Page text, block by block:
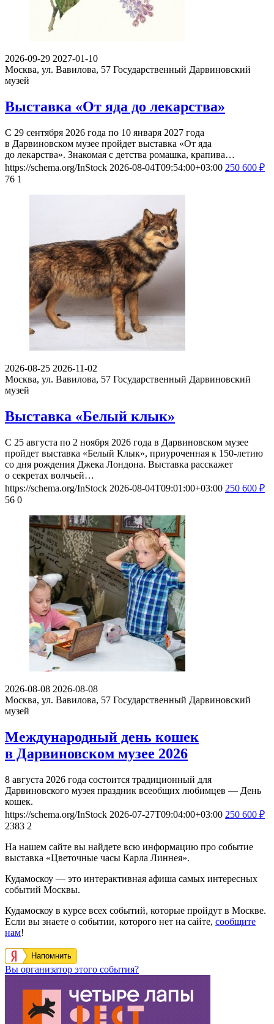
2026-09-29 2027-01-10
Москва, ул. Вавилова, 57 Государственный Дарвиновский
музей
Выставка «От яда до лекарства»
С 29 сентября 2026 года по 10 января 2027 года
в Дарвиновском музее пройдет выставка «От яда
до лекарства». Знакомая с детства ромашка, крапива…
https://schema.org/InStock 2026-08-04T09:54:00+03:00 250 600 ₽
76 1
2026-08-25 2026-11-02
Москва, ул. Вавилова, 57 Государственный Дарвиновский
музей
Выставка «Белый клык»
С 25 августа по 2 ноября 2026 года в Дарвиновском музее
пройдет выставка «Белый Клык», приуроченная к 150-летию
со дня рождения Джека Лондона. Выставка расскажет
о секретах волчьей…
https://schema.org/InStock 2026-08-04T09:01:00+03:00 250 600 ₽
56 0
2026-08-08 2026-08-08
Москва, ул. Вавилова, 57 Государственный Дарвиновский
музей
Международный день кошек
в Дарвиновском музее 2026
8 августа 2026 года состоится традиционный для
Дарвиновского музея праздник всеобщих любимцев — День
кошек.
https://schema.org/InStock 2026-07-27T09:04:00+03:00 250 600 ₽
2383 2
На нашем сайте вы найдете всю информацию про событие
выставка «Цветочные часы Карла Линнея».
Кудамоскоу — это интерактивная афиша самых интересных
событий Москвы.
Кудамоскоу в курсе всех событий, которые пройдут в Москве.
Если вы знаете о событии, которого нет на сайте, сообщите
нам!
Напомнить
Вы организатор этого события?